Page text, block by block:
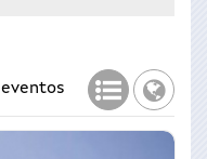
Lista Mapa
eventos